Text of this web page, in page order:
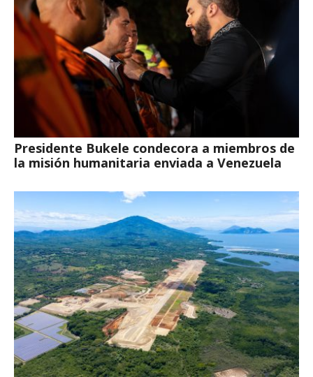
Presidente Bukele condecora a miembros de
la misión humanitaria enviada a Venezuela